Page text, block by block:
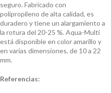
seguro. Fabricado con
polipropileno de alta calidad, es
duradero y tiene un alargamiento a
la rotura del 20-25 %. Aqua-Multi
está disponible en color amarillo y
en varias dimensiones, de 10 a 22
mm.
Referencias: